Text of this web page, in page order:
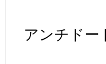
アンチドー